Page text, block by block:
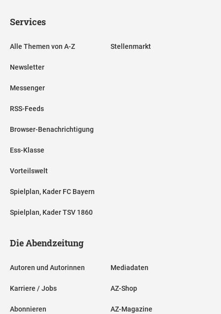
Services
Alle Themen von A-Z
Newsletter
Messenger
RSS-Feeds
Browser-Benachrichtigung
Ess-Klasse
Vorteilswelt
Spielplan, Kader FC Bayern
Spielplan, Kader TSV 1860
Stellenmarkt
Die Abendzeitung
Autoren und Autorinnen
Karriere / Jobs
Abonnieren
Mediadaten
AZ-Shop
AZ-Magazine